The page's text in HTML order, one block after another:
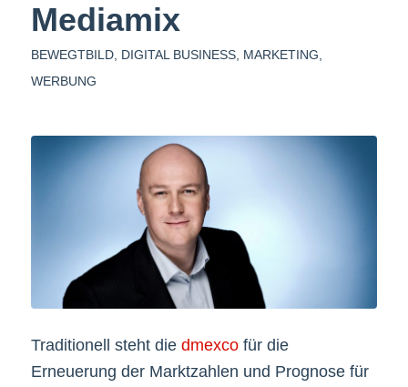
Mediamix
BEWEGTBILD, DIGITAL BUSINESS, MARKETING
WERBUNG
Traditionell steht die dmexcofür die
Erneuerung der Marktzahlen und Prognose für